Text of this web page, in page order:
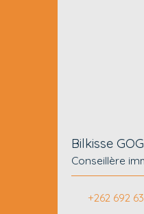
Bilkisse
Conseillère
+262 692